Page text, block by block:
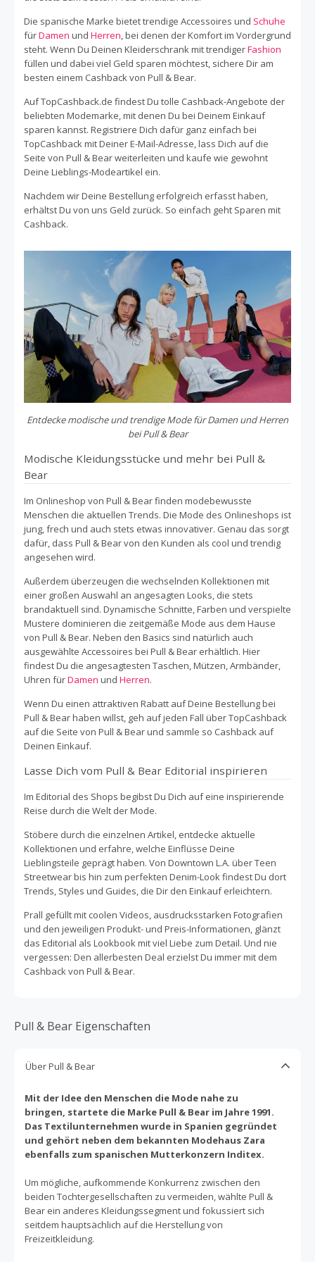
Die spanische Marke bietet trendige Accessoires und Schuhe
fürDamen und Herren, bei denen der Komfort im Vordergrund
steht. Wenn Du Deinen Kleiderschrank mit trendigerFashion
füllen und dabei viel Geld sparen möchtest, sichere Dir am
besten einem Cashback von Pull & Bear.
Auf TopCashback.de findest Du tolle Cashback-Angebote der
beliebten Modemarke, mit denen Du bei Deinem Einkauf
sparen kannst. Registriere Dich dafür ganz einfach bei
TopCashback mit Deiner E-Mail-Adresse, lass Dich auf die
Seite von Pull & Bear weiterleiten und kaufe wie gewohnt
Deine Lieblings-Modeartikel ein.
Nachdem wir Deine Bestellung erfolgreich erfasst haben,
erhältst Du von uns Geld zurück. So einfach geht Sparen mit
Cashback.
Entdecke modische und trendige Mode für Damen und Herren
bei Pull & Bear
Modische Kleidungsstücke und mehr bei Pull &
Bear
Im Onlineshop von Pull & Bear finden modebewusste
Menschen die aktuellen Trends. Die Mode des Onlineshops ist
jung, frech und auch stets etwas innovativer. Genau das sorgt
dafür, dass Pull & Bear von den Kunden als cool und trendig
angesehen wird.
Außerdem überzeugen die wechselnden Kollektionen mit
einer großen Auswahl an angesagten Looks, die stets
brandaktuell sind. Dynamische Schnitte, Farben und verspielte
Mustere dominieren die zeitgemäße Mode aus dem Hause
von Pull & Bear. Neben den Basics sind natürlich auch
ausgewählte Accessoires bei Pull & Bear erhältlich. Hier
findest Du die angesagtesten Taschen, Mützen, Armbänder,
Uhren fürDamen und Herren.
Wenn Du einen attraktiven Rabatt auf Deine Bestellung bei
Pull & Bear haben willst, geh auf jeden Fall über TopCashback
auf die Seite von Pull & Bear und sammle so Cashback auf
Deinen Einkauf.
Lasse Dich vom Pull & Bear Editorial inspirieren
Im Editorial des Shops begibst Du Dich auf eine inspirierende
Reise durch die Welt der Mode.
Stöbere durch die einzelnen Artikel, entdecke aktuelle
Kollektionen und erfahre, welche Einflüsse Deine
Lieblingsteile geprägt haben. Von Downtown L.A. über Teen
Streetwear bis hin zum perfekten Denim-Look findest Du dort
Trends, Styles und Guides, die Dir den Einkauf erleichtern.
Prall gefüllt mit coolen Videos, ausdrucksstarken Fotografien
und den jeweiligen Produkt- und Preis-Informationen, glänzt
das Editorial als Lookbook mit viel Liebe zum Detail. Und nie
vergessen: Den allerbesten Deal erzielst Du immer mit dem
Cashback von Pull & Bear.
Pull & Bear Eigenschaften
Über Pull & Bear
Mit der Idee den Menschen die Mode nahe zu
bringen, startete die Marke Pull & Bear im Jahre 1991.
Das Textilunternehmen wurde in Spanien gegründet
und gehört neben dem bekannten Modehaus Zara
ebenfalls zum spanischen Mutterkonzern Inditex.
Um mögliche, aufkommende Konkurrenz zwischen den
beiden Tochtergesellschaften zu vermeiden, wählte Pull &
Bear ein anderes Kleidungssegment und fokussiert sich
seitdem hauptsächlich auf die Herstellung von
Freizeitkleidung.